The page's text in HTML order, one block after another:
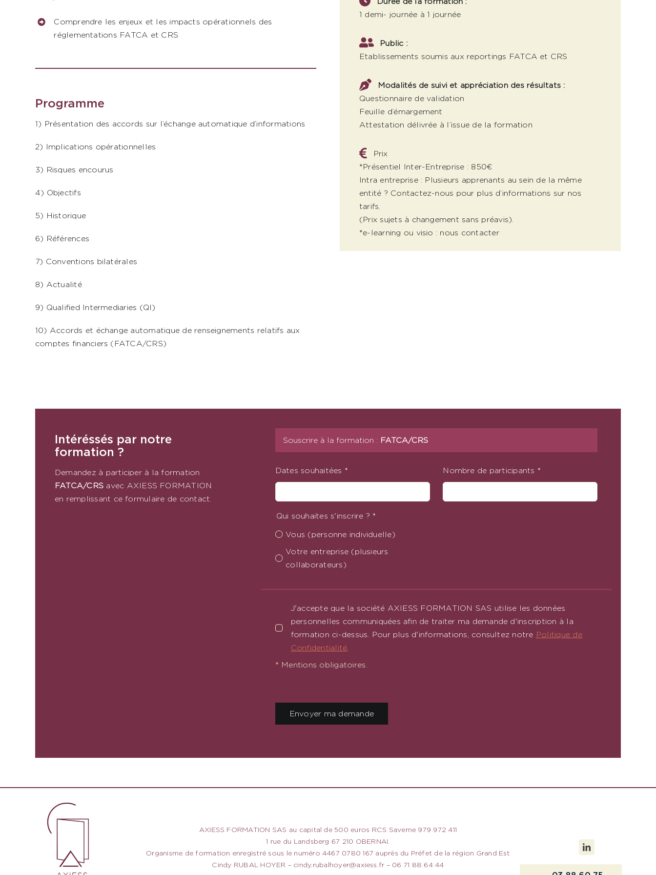
Comprendre les enjeux et les impacts opérationnels des
réglementations FATCA et CRS
Programme
1) Présentation des accords sur l’échange automatique d’informations
2) Implications opérationnelles
3) Risques encourus
4) Objectifs
5) Historique
6) Références
7) Conventions bilatérales
8) Actualité
9) Qualified Intermediaries (QI)
10) Accords et échange automatique de renseignements relatifs aux
comptes financiers (FATCA/CRS)
1 demi- journée à 1 journée
Public :
Etablissements soumis aux reportings FATCA et CRS
Modalités de suivi et appréciation des résultats :
Questionnaire de validation
Feuille d’émargement
Attestation délivrée à l’issue de la formation
Prix
*Présentiel Inter-Entreprise : 850€
Intra entreprise : Plusieurs apprenants au sein de la même
entité ? Contactez-nous pour plus d’informations sur nos
tarifs.
(Prix sujets à changement sans préavis).
*e-learning ou visio : nous contacter
Intéréssés par notre
formation ?
Demandez à participer à la formation
FATCA/CRS avec AXIESS FORMATION
en remplissant ce formulaire de contact.
Souscrire à la formation : FATCA/CRS
Dates souhaitées * Nombre de participants *
Qui souhaites s'inscrire ? *
Vous (personne individuelle)
Votre entreprise (plusieurs
collaborateurs)
J'accepte que la société AXIESS FORMATION SAS utilise les données
personnelles communiquées afin de traiter ma demande d'inscription à la
formation ci-dessus. Pour plus d'informations, consultez notre Politique de
Confidentialité
* Mentions obligatoires.
Envoyer ma demande
AXIESS FORMATION SAS au capital de 500 euros RCS Saverne 979 972 411
1 rue du Landsberg 67 210 OBERNAI.
Organisme de formation enregistré sous le numéro 4467 0780 167 auprès du Préfet de la région Grand Est
Cindy RUBAL HOYER – cindy.rubalhoyer@axiess.fr – 06 71 88 64 44